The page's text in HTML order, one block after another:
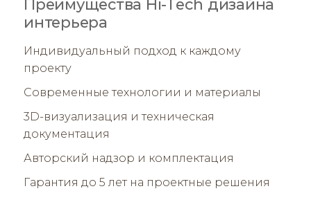
Преимущества Hi-Tech дизайна
интерьера
Индивидуальный подход к каждому
проекту
Современные технологии и материалы
3D-визуализация и техническая
документация
Авторский надзор и комплектация
Гарантия до 5 лет на проектные решения